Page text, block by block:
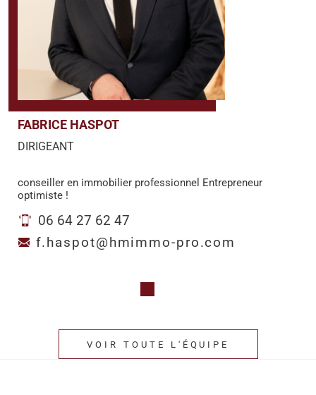
FABRICE HASPOT
DIRIGEANT
conseiller en immobilier professionnel Entrepreneur
optimiste !
06 64 27 62 47
f.haspot@hmimmo-pro.com
VOIR TOUTE L'ÉQUIPE